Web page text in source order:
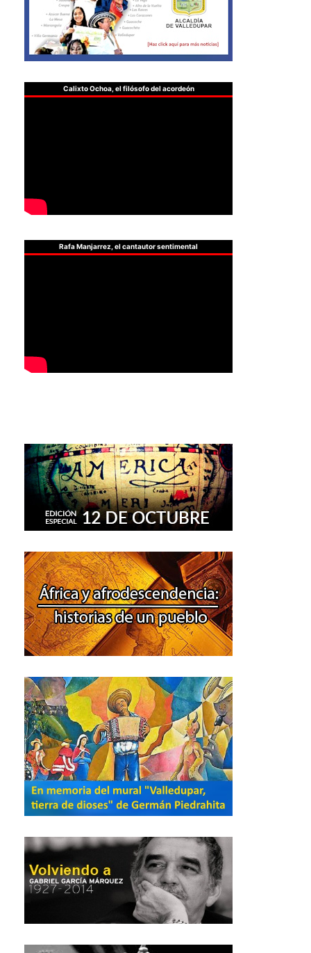
Calixto Ochoa, el filósofo del acordeón
Rafa Manjarrez, el cantautor sentimental